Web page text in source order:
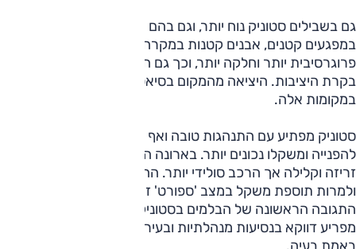
גם בשבילים סטוניק נוח יותר, וגם בהם הדבר מוצא ביטוי בטיפול
במפגעים קטנים, אבנים קטנות במקרה זה. היציאה שלו מהמקום
פרוגרסיבית יותר וחלקה יותר, וכך גם הטיפול הזורם יותר של
בקרת היציבות. היציאה מהמקום בסיאט קצת עצבנית מדי
במקומות אלה.
סטוניק מפתיע עם התנהגות טובה ואף מהנה, ותגובות ההגה
להפנייה ומשקלו נכונים יותר. בארונה התחושה לפרקים יותר
זריזה וקלילה אך הרכב סולידי יותר. ההגה בארונה קל מדי,
ולמרות תוספת משקל במצב 'ספורט' זה עדין לא מספק. עם זאת,
התגובה הראשונה של הבלמים בסטוניק חסרה נשיכה, והדבר
מפריע דווקא בנסיעות מנהלתיות ובעיר; כאשר לוחצים חזק, אין